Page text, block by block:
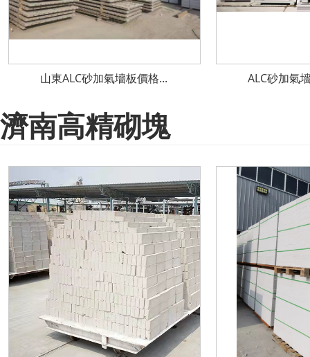
山東ALC砂加氣墻板價格... ALC砂加氣
濟南高精砌塊